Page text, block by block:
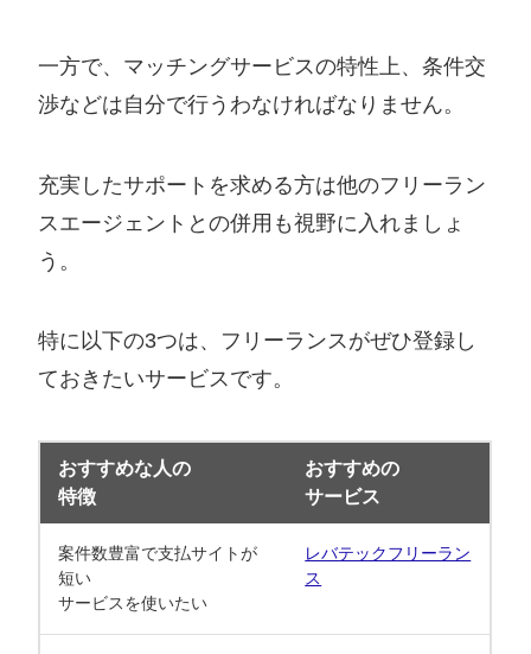
一方で、マッチングサービスの特性上、条件交
渉などは自分で行うわなければなりません。
充実したサポートを求める方は他のフリーラン
スエージェントとの併用も視野に入れましょ
う。
特に以下の3つは、フリーランスがぜひ登録し
ておきたいサービスです。
おすすめな人の
特徴
おすすめの
サービス
案件数豊富で支払サイトが
短い
サービスを使いたい
レバテックフリーラン
ス